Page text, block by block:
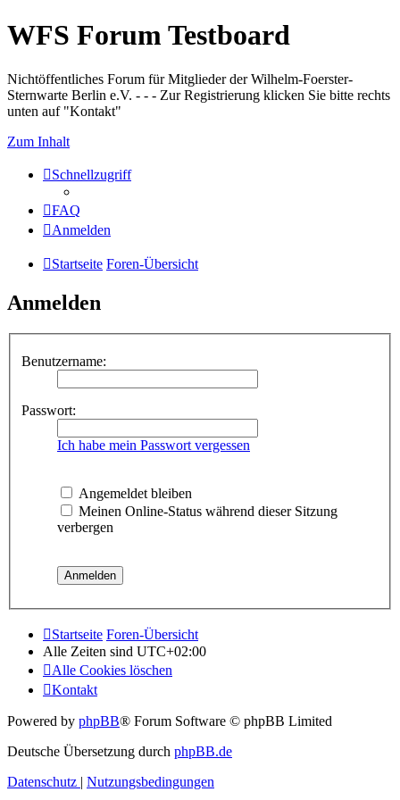
WFS Forum Testboard
Nichtöffentliches Forum für Mitglieder der Wilhelm-Foerster-
Sternwarte Berlin e.V. - - - Zur Registrierung klicken Sie bitte rechts
unten auf "Kontakt"
Zum Inhalt
Schnellzugriff
FAQ
Anmelden
Startseite Foren-Übersicht
Anmelden
Benutzername:
Passwort:
Ich habe mein Passwort vergessen
Angemeldet bleiben
Meinen Online-Status während dieser Sitzung
verbergen
Startseite Foren-Übersicht
Alle Zeiten sind UTC+02:00
Alle Cookies löschen
Kontakt
Powered by phpBB® Forum Software © phpBB Limited
Deutsche Übersetzung durch phpBB.de
Datenschutz | Nutzungsbedingungen